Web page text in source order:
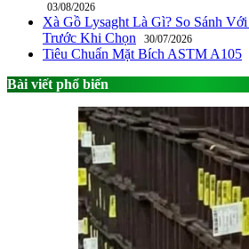
03/08/2026
Xà Gồ Lysaght Là Gì? So Sánh
Trước Khi Chọn
30/07/2026
Tiêu Chuẩn Mặt Bích ASTM A105
Bài viết phổ biến